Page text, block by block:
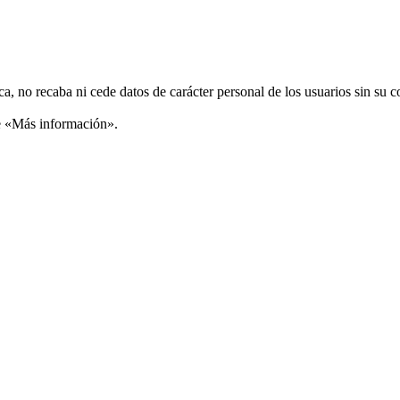
recaba ni cede datos de carácter personal de los usuarios sin su
«Más información».